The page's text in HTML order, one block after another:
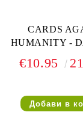
CARDS
HUMANITY -
€10.95